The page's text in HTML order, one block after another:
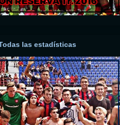
las estadísticas